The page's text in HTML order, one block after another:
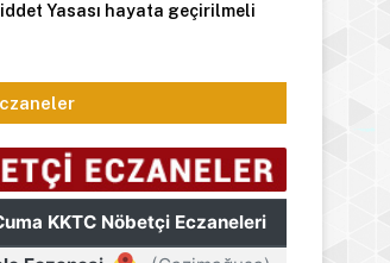
Yasası hayata geçirilmeli